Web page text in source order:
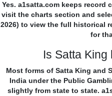
Yes. a1satta.com keeps record
visit the charts section and
2026) to view the full historical
for
Is Satta King
Most forms of Satta King and
India under the Public
slightly from state to state.